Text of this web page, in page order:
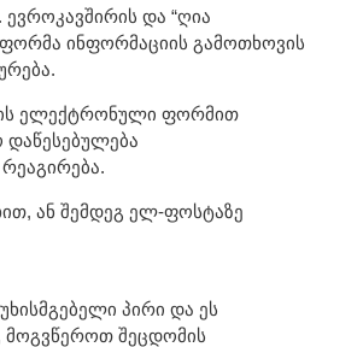
და “ღია
ინფორმაციის გამოთხოვის
ელექტრონული ფორმით
დაწესებულება
ან შემდეგ ელ-ფოსტაზე
პირი და ეს
შეცდომის